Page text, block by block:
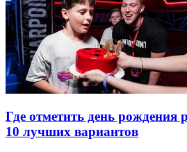
Где отметить день
10 лучших вариантов